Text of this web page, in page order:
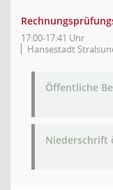
17:00-17:41 Uhr
Hansestadt
Öffentliche
Niederschrift